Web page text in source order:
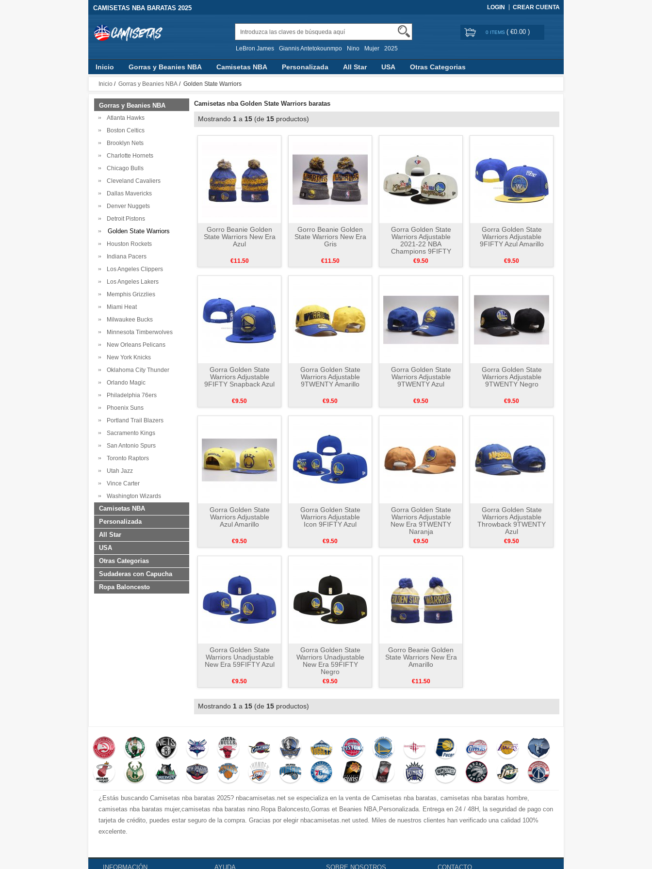
CAMISETAS NBA BARATAS 2025 LOGIN CREAR CUENTA
LeBron James Giannis Antetokounmpo Nino Mujer 2025
0 ITEMS ( €0.00 )
Inicio Gorras y Beanies NBA Camisetas NBA Personalizada All Star USA
Otras Categorias
Sudaderas con Capucha
Ropa Baloncesto
Inicio / Gorras y Beanies NBA / Golden State Warriors
Gorras y Beanies NBA
Atlanta Hawks
Boston Celtics
Brooklyn Nets
Charlotte Hornets
Chicago Bulls
Cleveland Cavaliers
Dallas Mavericks
Denver Nuggets
Detroit Pistons
Golden State Warriors
Houston Rockets
Indiana Pacers
Los Angeles Clippers
Los Angeles Lakers
Memphis Grizzlies
Miami Heat
Milwaukee Bucks
Minnesota Timberwolves
New Orleans Pelicans
New York Knicks
Oklahoma City Thunder
Orlando Magic
Philadelphia 76ers
Phoenix Suns
Portland Trail Blazers
Sacramento Kings
San Antonio Spurs
Toronto Raptors
Utah Jazz
Vince Carter
Washington Wizards
Camisetas NBA
Personalizada
All Star
USA
Otras Categorias
Sudaderas con Capucha
Ropa Baloncesto
Camisetas nba Golden State Warriors baratas
Mostrando 1 a 15 (de 15 productos)
Gorro Beanie Golden
State Warriors New Era
Azul
€11.50
Gorro Beanie Golden
State Warriors New Era
Gris
€11.50
Gorra Golden State
Warriors Adjustable
2021-22 NBA
Champions 9FIFTY
Crema
€9.50
Gorra Golden State
Warriors Adjustable
9FIFTY Azul Amarillo
€9.50
Gorra Golden State
Warriors Adjustable
9FIFTY Snapback Azul
€9.50
Gorra Golden State
Warriors Adjustable
9TWENTY Amarillo
€9.50
Gorra Golden State
Warriors Adjustable
9TWENTY Azul
€9.50
Gorra Golden State
Warriors Adjustable
9TWENTY Negro
€9.50
Gorra Golden State
Warriors Adjustable
Azul Amarillo
€9.50
Gorra Golden State
Warriors Adjustable
Icon 9FIFTY Azul
€9.50
Gorra Golden State
Warriors Adjustable
New Era 9TWENTY
Naranja
€9.50
Gorra Golden State
Warriors Adjustable
Throwback 9TWENTY
Azul
€9.50
Gorra Golden State
Warriors Unadjustable
New Era 59FIFTY Azul
€9.50
Gorra Golden State
Warriors Unadjustable
New Era 59FIFTY
Negro
€9.50
Gorro Beanie Golden
State Warriors New Era
Amarillo
€11.50
Mostrando 1 a 15 (de 15 productos)
¿Estás buscando Camisetas nba baratas 2025? nbacamisetas.net se especializa en la venta de Camisetas nba baratas, camisetas nba baratas hombre,
camisetas nba baratas mujer,camisetas nba baratas nino.Ropa Baloncesto,Gorras et Beanies NBA,Personalizada. Entrega en 24 / 48H, la seguridad de pago con
tarjeta de crédito, puedes estar seguro de la compra. Gracias por elegir nbacamisetas.net usted. Miles de nuestros clientes han verificado una calidad 100%
excelente.
INFORMACIÓN AYUDA SOBRE NOSOTROS CONTACTO